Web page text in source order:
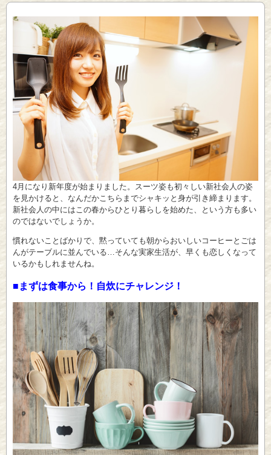
4月になり新年度が始まりました。スーツ姿も初々しい新社会人の姿
を見かけると、なんだかこちらまでシャキッと身が引き締まります。
新社会人の中にはこの春からひとり暮らしを始めた、という方も多い
のではないでしょうか。
慣れないことばかりで、黙っていても朝からおいしいコーヒーとごは
んがテーブルに並んでいる…そんな実家生活が、早くも恋しくなって
いるかもしれませんね。
■まずは食事から！自炊にチャレンジ！